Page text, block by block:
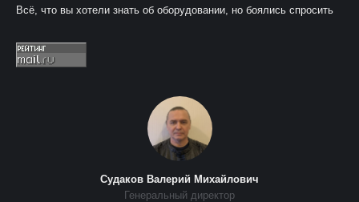
Всё, что вы хотели знать об оборудовании, но боялись спросить
Судаков Валерий Михайлович
Генеральный директор